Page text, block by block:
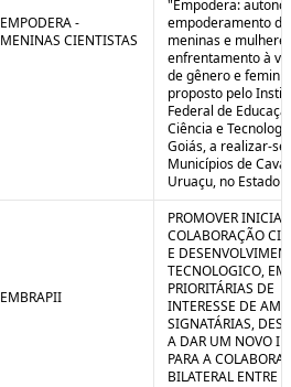
EMPODERA -
MENINAS CIENTISTAS
"Empodera:
empoderamento de
meninas e
enfrentamento à
de gênero e
proposto pelo
Federal de
Ciência e
Goiás, a realizar-se
Municípios de
Uruaçu, no Estado
EMBRAPII
PROMOVER
COLABORAÇÃO
E
TECNOLOGICO, EM
PRIORITÁRIAS DE
INTERESSE DE
SIGNATÁRIAS,
A DAR UM NOVO
PARA A
BILATERAL ENTRE